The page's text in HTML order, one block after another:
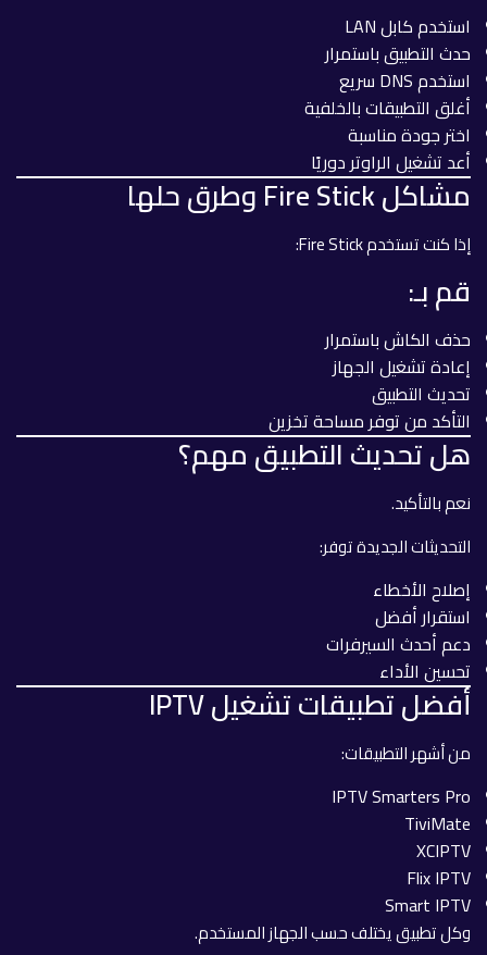
استخدم كابل LAN
حدث التطبيق باستمرار
استخدم DNS سريع
أغلق التطبيقات بالخلفية
اختر جودة مناسبة
أعد تشغيل الراوتر دوريًا
مشاكل Fire Stick وطرق حلها
إذا كنت تستخدم Fire Stick:
قم بـ:
حذف الكاش باستمرار
إعادة تشغيل الجهاز
تحديث التطبيق
التأكد من توفر مساحة تخزين
هل تحديث التطبيق مهم؟
نعم بالتأكيد.
التحديثات الجديدة توفر:
إصلاح الأخطاء
استقرار أفضل
دعم أحدث السيرفرات
تحسين الأداء
أفضل تطبيقات تشغيل IPTV
من أشهر التطبيقات:
IPTV Smarters Pro
TiviMate
XCIPTV
Flix IPTV
Smart IPTV
وكل تطبيق يختلف حسب الجهاز المستخدم.